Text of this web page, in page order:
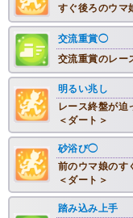
すぐ後ろのウマ
交流重賞◯
交流重賞のレー
明るい兆し
レース終盤が迫
＜ダート＞
砂浴び◯
前のウマ娘のす
＜ダート＞
踏み込み上手